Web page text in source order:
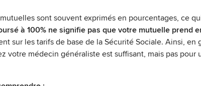
sont souvent exprimés en pourcentages, ce
à 100% ne signifie pas que votre mutuelle prend
sur les tarifs de base de la Sécurité Sociale. Ainsi,
votre médecin généraliste est suffisant, mais pas pour